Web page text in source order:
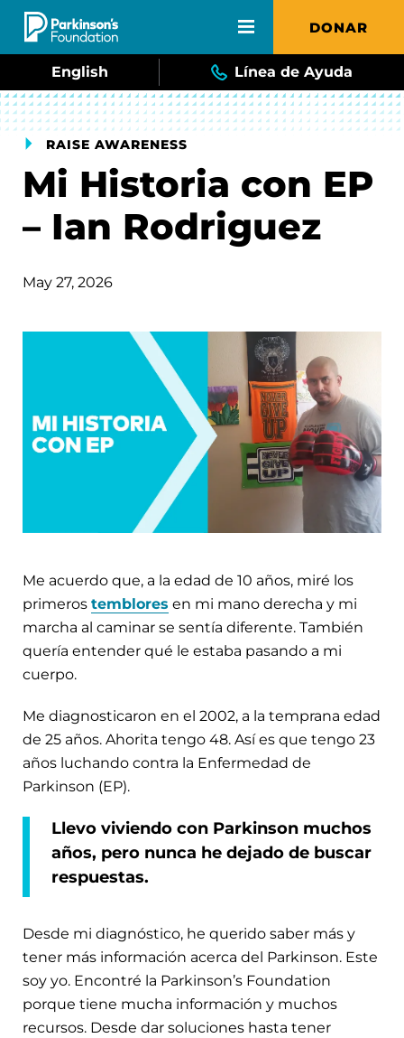
Skip to main content DONAR
English Línea de Ayuda
RAISE AWARENESS
Mi Historia con EP
– Ian Rodriguez
May 27, 2026
Me acuerdo que, a la edad de 10 años, miré los
primeros temblores en mi mano derecha y mi
marcha al caminar se sentía diferente. También
quería entender qué le estaba pasando a mi
cuerpo.
Me diagnosticaron en el 2002, a la temprana edad
de 25 años. Ahorita tengo 48. Así es que tengo 23
años luchando contra la Enfermedad de
Parkinson (EP).
Llevo viviendo con Parkinson muchos
años, pero nunca he dejado de buscar
respuestas.
Desde mi diagnóstico, he querido saber más y
tener más información acerca del Parkinson. Este
soy yo. Encontré la Parkinson’s Foundation
porque tiene mucha información y muchos
recursos. Desde dar soluciones hasta tener